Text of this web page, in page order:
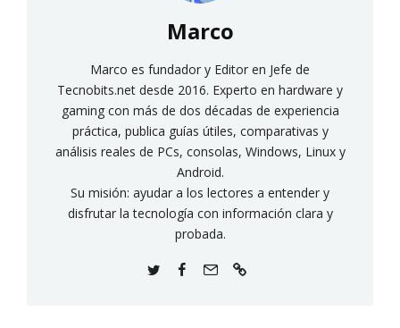
Marco
Marco es fundador y Editor en Jefe de
Tecnobits.net desde 2016. Experto en hardware y
gaming con más de dos décadas de experiencia
práctica, publica guías útiles, comparativas y
análisis reales de PCs, consolas, Windows, Linux y
Android.
Su misión: ayudar a los lectores a entender y
disfrutar la tecnología con información clara y
probada.